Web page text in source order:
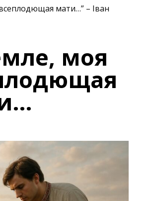
мати…” – Іван
моя